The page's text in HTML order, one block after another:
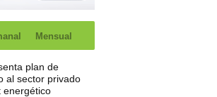
Mensual
plan de
al sector privado
energético